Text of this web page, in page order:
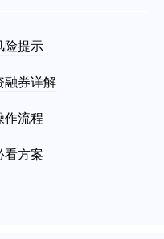
险提示
融券详解
作流程
看方案